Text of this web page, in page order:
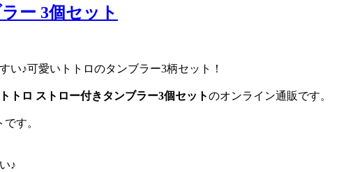
ー 3個セット
い♪可愛いトトロのタンブラー3柄セット！
トロ ストロー付きタンブラー3個セットのオンライン通販です。
す。
♪